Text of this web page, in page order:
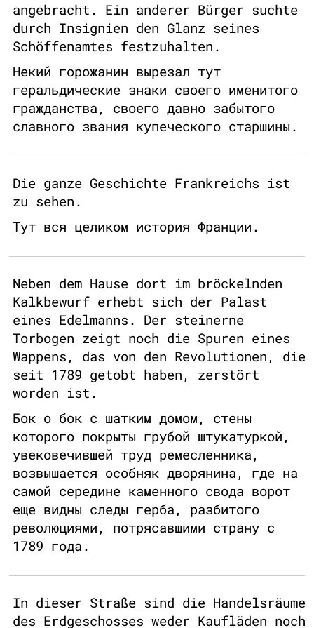
angebracht. Ein anderer Bürger suchte
durch Insignien den Glanz seines
Schöffenamtes festzuhalten.
Некий горожанин вырезал тут
геральдические знаки своего именитого
гражданства, своего давно забытого
славного звания купеческого старшины.
Die ganze Geschichte Frankreichs ist
zu sehen.
Тут вся целиком история Франции.
Neben dem Hause dort im bröckelnden
Kalkbewurf erhebt sich der Palast
eines Edelmanns. Der steinerne
Torbogen zeigt noch die Spuren eines
Wappens, das von den Revolutionen, die
seit 1789 getobt haben, zerstört
worden ist.
Бок о бок с шатким домом, стены
которого покрыты грубой штукатуркой,
увековечившей труд ремесленника,
возвышается особняк дворянина, где на
самой середине каменного свода ворот
еще видны следы герба, разбитого
революциями, потрясавшими страну с
1789 года.
In dieser Straße sind die Handelsräume
des Erdgeschosses weder Kaufläden noch